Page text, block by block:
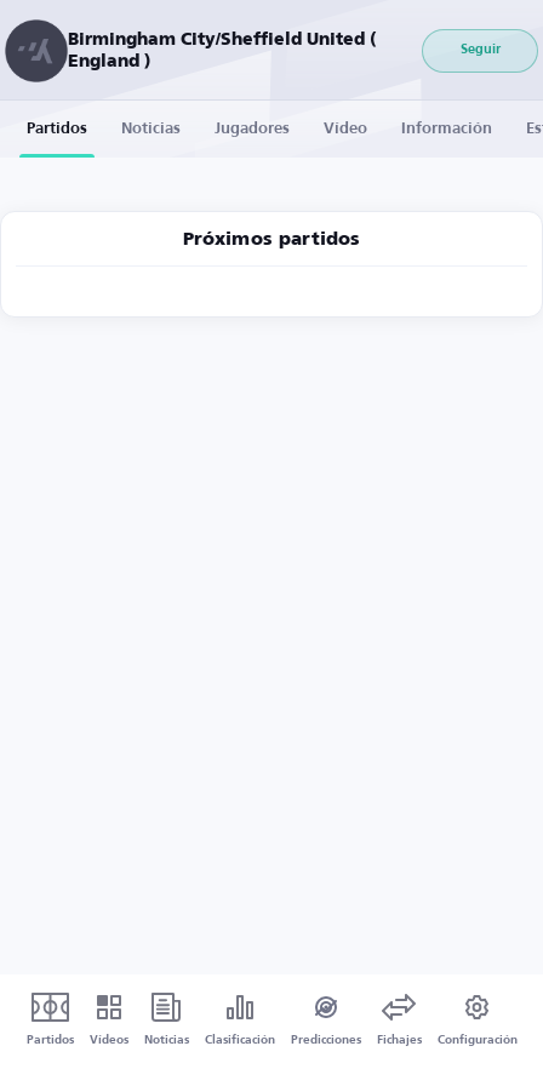
Birmingham City/Sheffield United (
England )
Seguir
Partidos Noticias Jugadores Vídeo Información
Próximos partidos
Partidos Vídeos Noticias Clasificación Predicciones Fichajes Configuración